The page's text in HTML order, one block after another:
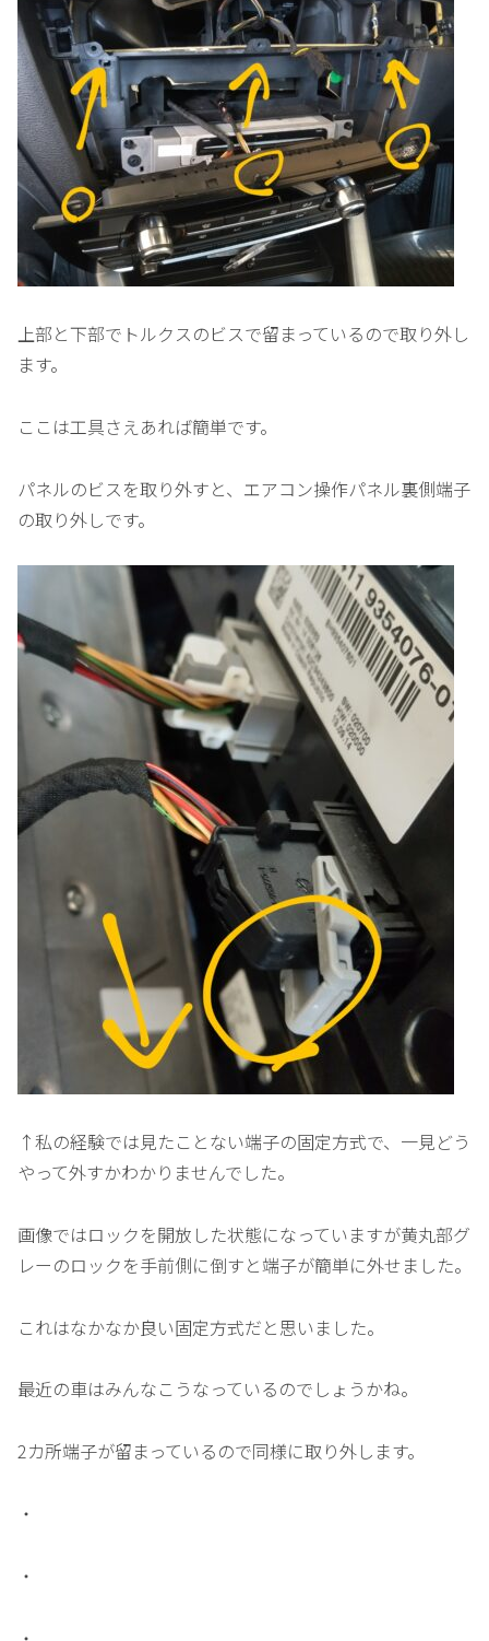
上部と下部でトルクスのビスで留まっているので取り外し
ます。
ここは工具さえあれば簡単です。
パネルのビスを取り外すと、エアコン操作パネル裏側端子
の取り外しです。
↑私の経験では見たことない端子の固定方式で、一見どう
やって外すかわかりませんでした。
画像ではロックを開放した状態になっていますが黄丸部グ
レーのロックを手前側に倒すと端子が簡単に外せました。
これはなかなか良い固定方式だと思いました。
最近の車はみんなこうなっているのでしょうかね。
2カ所端子が留まっているので同様に取り外します。
・
・